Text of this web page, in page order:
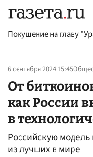
Покушение на главу
6 сентября 2024 15:45
От
как России
в
Российскую
из лучших в мире